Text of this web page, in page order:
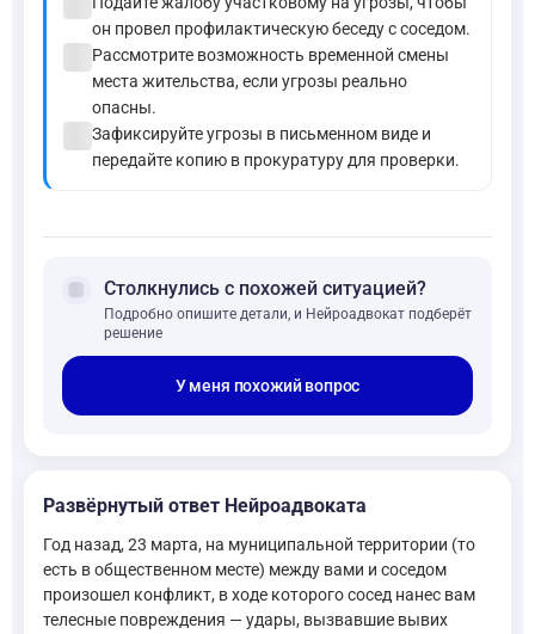
он провел профилактическую беседу с соседом.
Рассмотрите возможность временной смены
места жительства, если угрозы реально
опасны.
Зафиксируйте угрозы в письменном виде и
передайте копию в прокуратуру для проверки.
forum Столкнулись с похожей ситуацией?
Подробно опишите детали, и Нейроадвокат подберёт
решение
У меня похожий вопрос
Развёрнутый ответ Нейроадвоката
Год назад, 23 марта, на муниципальной территории (то
есть в общественном месте) между вами и соседом
произошел конфликт, в ходе которого сосед нанес вам
телесные повреждения — удары, вызвавшие вывих